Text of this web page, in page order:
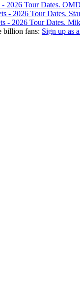
OMD
billion fans: Sign up as